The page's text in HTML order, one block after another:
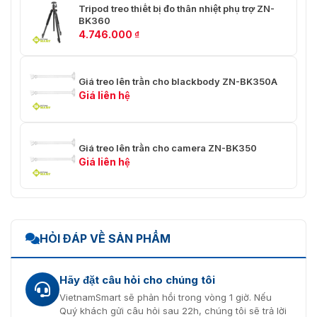
Tripod treo thiết bị đo thân nhiệt phụ trợ ZN-
BK360
4.746.000 ₫
Giá treo lên trần cho blackbody ZN-BK350A
Giá liên hệ
Giá treo lên trần cho camera ZN-BK350
Giá liên hệ
HỎI ĐÁP VỀ SẢN PHẨM
Hãy đặt câu hỏi cho chúng tôi
VietnamSmart sẽ phản hồi trong vòng 1 giờ. Nếu
Quý khách gửi câu hỏi sau 22h, chúng tôi sẽ trả lời